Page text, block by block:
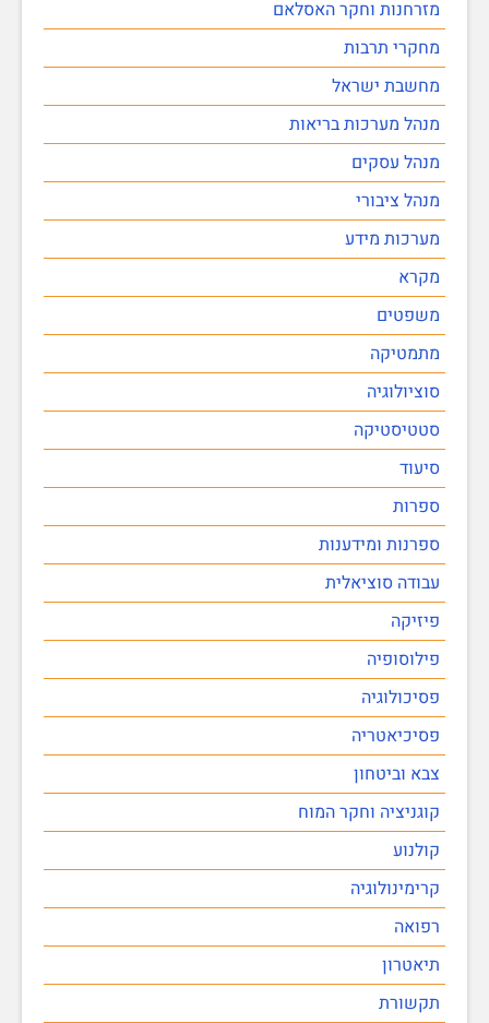
מזרחנות וחקר האסלאם
מחקרי תרבות
מחשבת ישראל
מנהל מערכות בריאות
מנהל עסקים
מנהל ציבורי
מערכות מידע
מקרא
משפטים
מתמטיקה
סוציולוגיה
סטטיסטיקה
סיעוד
ספרות
ספרנות ומידענות
עבודה סוציאלית
פיזיקה
פילוסופיה
פסיכולוגיה
פסיכיאטריה
צבא וביטחון
קוגניציה וחקר המוח
קולנוע
קרימינולוגיה
רפואה
תיאטרון
תקשורת